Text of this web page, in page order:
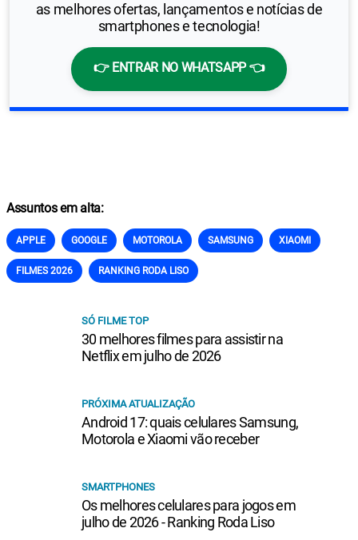
as melhores ofertas, lançamentos e notícias de
smartphones e tecnologia!
👉 ENTRAR NO WHATSAPP 👈
Assuntos em alta:
APPLE GOOGLE MOTOROLA SAMSUNG XIAOMI
FILMES 2026 RANKING RODA LISO
SÓ FILME TOP
30 melhores filmes para assistir na
Netflix em julho de 2026
PRÓXIMA ATUALIZAÇÃO
Android 17: quais celulares Samsung,
Motorola e Xiaomi vão receber
SMARTPHONES
Os melhores celulares para jogos em
julho de 2026 - Ranking Roda Liso